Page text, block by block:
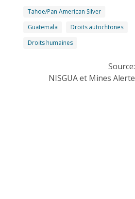
Tahoe/Pan American Silver
Guatemala
Droits autochtones
Droits humaines
Source:
NISGUA et Mines Alerte